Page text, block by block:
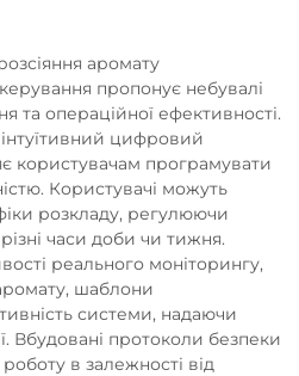
аромату
пропонує небувалі
та операційної ефективності.
цифровий
користувачам програмувати
Користувачі можуть
розкладу, регулюючи
часи доби чи тижня.
реального моніторингу,
шаблони
системи, надаючи
Вбудовані протоколи безпеки
в залежності від